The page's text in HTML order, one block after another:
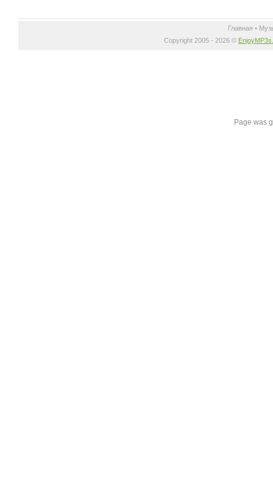
Главная •
Copyright 2005 - 2026 ©
Page was